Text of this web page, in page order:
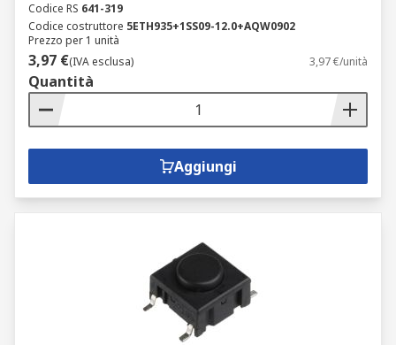
Codice RS 641-319
Codice costruttore 5ETH935+1SS09-12.0+AQW0902
Prezzo per 1 unità
3,97 €(IVA esclusa) 3,97 €/unità
Quantità
Aggiungi